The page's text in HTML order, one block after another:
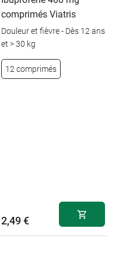
comprimés Viatris
Douleur et fièvre - Dès 12 ans
et > 30 kg
12 comprimés
2,49 €